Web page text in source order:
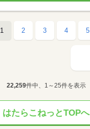
1 2 3 4 5
22,259件中、1～25件を表示
はたらこねっとTOPへ